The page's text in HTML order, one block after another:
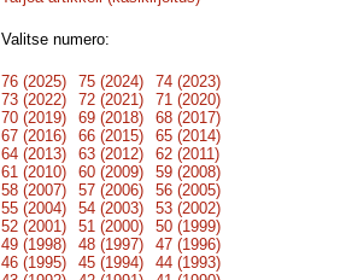
Valitse numero:
76 (2025) 75 (2024)
74 (2023)
73 (2022)
72 (2021)
71 (2020)
70 (2019)
69 (2018)
68 (2017)
67 (2016)
66 (2015)
65 (2014)
64 (2013)
63 (2012)
62 (2011)
61 (2010)
60 (2009)
59 (2008)
58 (2007)
57 (2006)
56 (2005)
55 (2004)
54 (2003)
53 (2002)
52 (2001)
51 (2000)
50 (1999)
49 (1998)
48 (1997)
47 (1996)
46 (1995)
45 (1994)
44 (1993)